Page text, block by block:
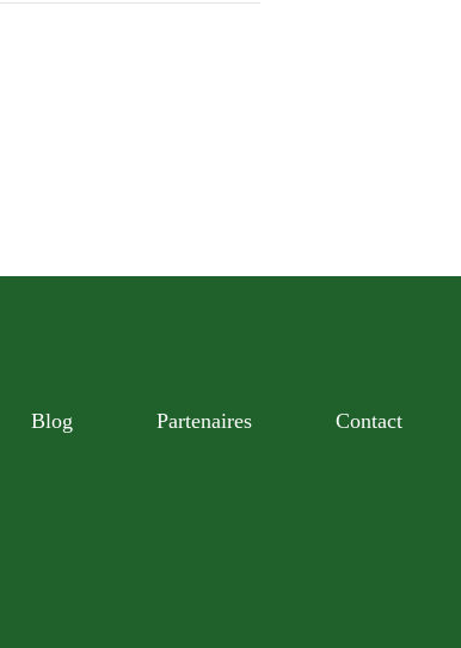
Blog Partenaires Contact